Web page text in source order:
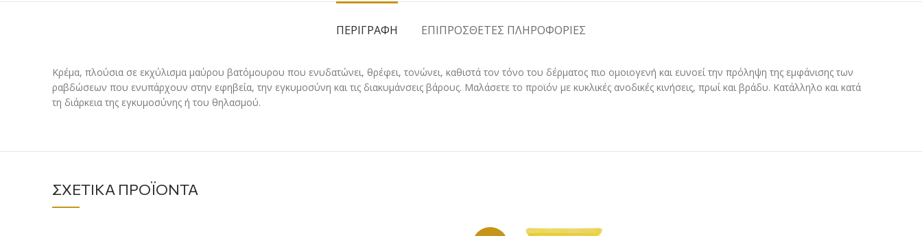
ΠΕΡΙΓΡΑΦΉ ΕΠΙΠΡΌΣΘΕΤΕΣ ΠΛΗΡΟΦΟΡΊΕΣ
Κρέμα, πλούσια σε εκχύλισμα μαύρου βατόμουρου που ενυδατώνει, θρέφει, τονώνει, καθιστά τον τόνο του δέρματος πιο ομοιογενή και ευνοεί την πρόληψη της εμφάνισης των
ραβδώσεων που ενυπάρχουν στην εφηβεία, την εγκυμοσύνη και τις διακυμάνσεις βάρους. Μαλάσετε το προϊόν με κυκλικές ανοδικές κινήσεις, πρωί και βράδυ. Κατάλληλο και κατά
τη διάρκεια της εγκυμοσύνης ή του θηλασμού.
ΣΧΕΤΙΚΆ ΠΡΟΪΌΝΤΑ